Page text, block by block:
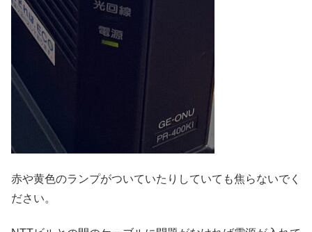
赤や黄色のランプがついていたりしていても焦らないでく
ださい。